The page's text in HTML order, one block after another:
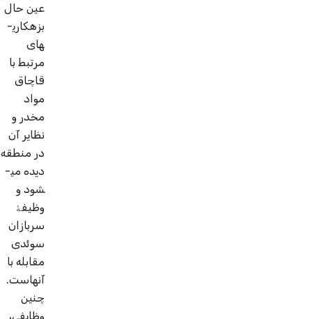
عین حال
بزه­کاری­
های
مرتبط با
قاچاق
مواد
مخدر و
نظایر آن
در منطقه
دیده می­
شود و
وظیفۀ
سربازان
سوئدی
مقابله با
آنهاست.
چنین
وظایفی،